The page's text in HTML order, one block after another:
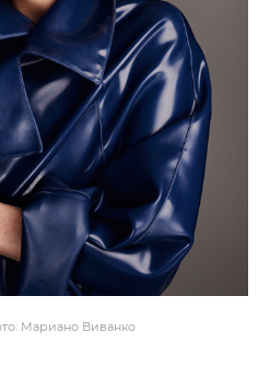
Мариано Виванко